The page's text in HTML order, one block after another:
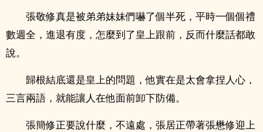
張敬修真是被弟弟妹妹們嚇了個半死，平時一個個禮
數週全，進退有度，怎麼到了皇上跟前，反而什麼話都敢
說。
歸根結底還是皇上的問題，他實在是太會拿捏人心，
三言兩語，就能讓人在他面前卸下防備。
張簡修正要說什麼，不遠處，張居正帶著張懋修迎上